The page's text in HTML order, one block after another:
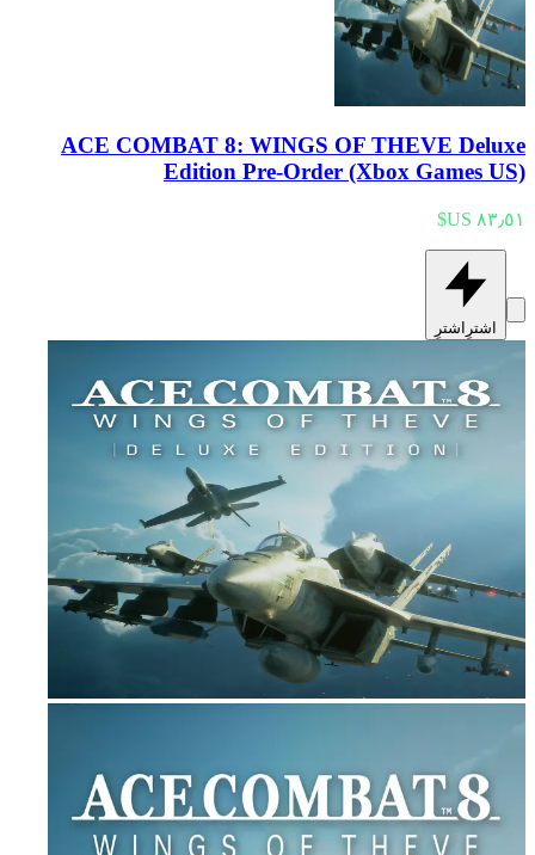
ACE COMBAT 8: WINGS OF THEVE Deluxe
Edition Pre-Order (Xbox Games US)
اشترِ اشترِ